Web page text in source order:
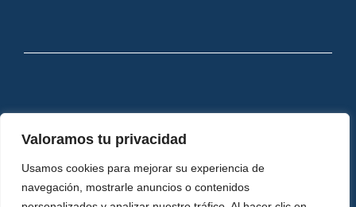
Valoramos tu privacidad
Usamos cookies para mejorar su experiencia de
navegación, mostrarle anuncios o contenidos